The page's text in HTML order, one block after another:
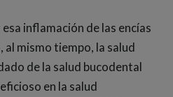
inflamación de las encías
mismo tiempo, la salud
de la salud bucodental
en la salud